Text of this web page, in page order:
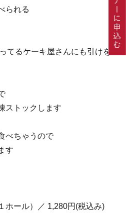
られる
てるケーキ屋さんにも引けを
ストックします
べちゃうので
す
ホール）／ 1,280円(税込み)